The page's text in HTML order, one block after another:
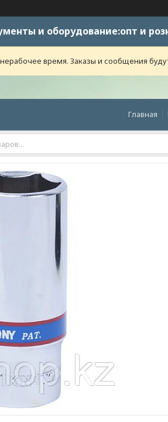
и оборудование:опт и
время. Заказы и сообщения
Главная